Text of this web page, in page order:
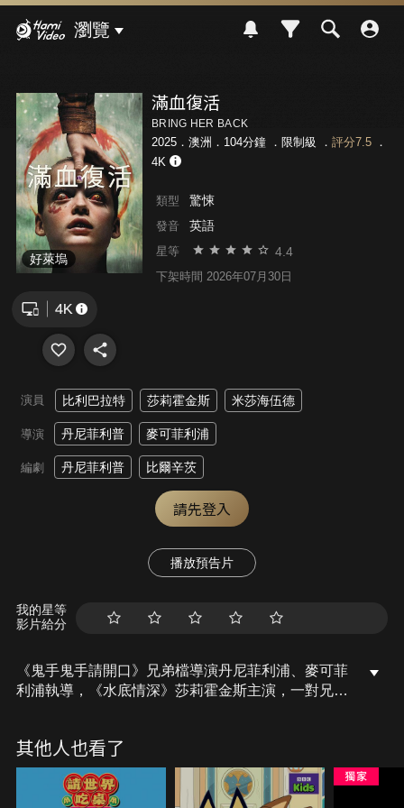
瀏覽
好萊塢
滿血復活
BRING HER BACK
2025．澳洲．104分鐘 ． 限制級 ． 評分7.5．
4K
類型 驚悚
發音 英語
星等 4.4
下架時間 2026年07月30日
演員 比利巴拉特 莎莉霍金斯 米莎海伍德
導演 丹尼菲利普 麥可菲利浦
編劇 丹尼菲利普 比爾辛茨
請先登入
播放預告片
我的星等
影片給分
《鬼手鬼手請開口》兄弟檔導演丹尼菲利浦、麥可菲
利浦執導，《水底情深》莎莉霍金斯主演，一對兄妹
其他人也看了